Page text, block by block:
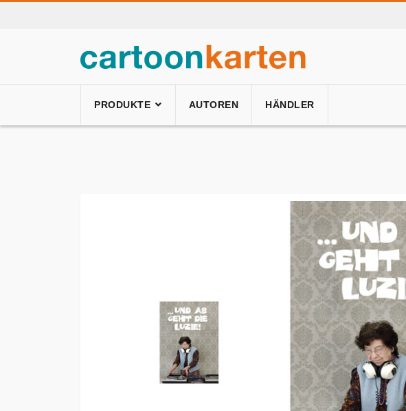
PRODUKTE AUTOREN HÄNDLER